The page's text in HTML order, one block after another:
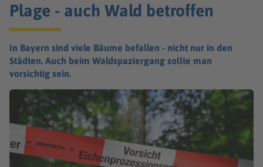
Plage - auch Wald betroffen
In Bayern sind viele Bäume befallen - nicht nur in den
Städten. Auch beim Waldspaziergang sollte man
vorsichtig sein.